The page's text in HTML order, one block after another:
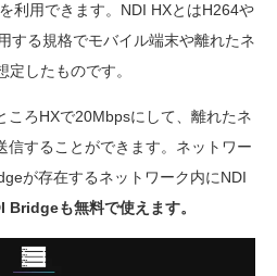
利用できます。NDI HXとはH264や
する規格でモバイル端末や離れたネ
したものです。
ころHXで20Mbpsにして、離れたネ
信することができます。ネットワー
が存在するネットワーク内にNDI
Bridgeも無料で使えます。